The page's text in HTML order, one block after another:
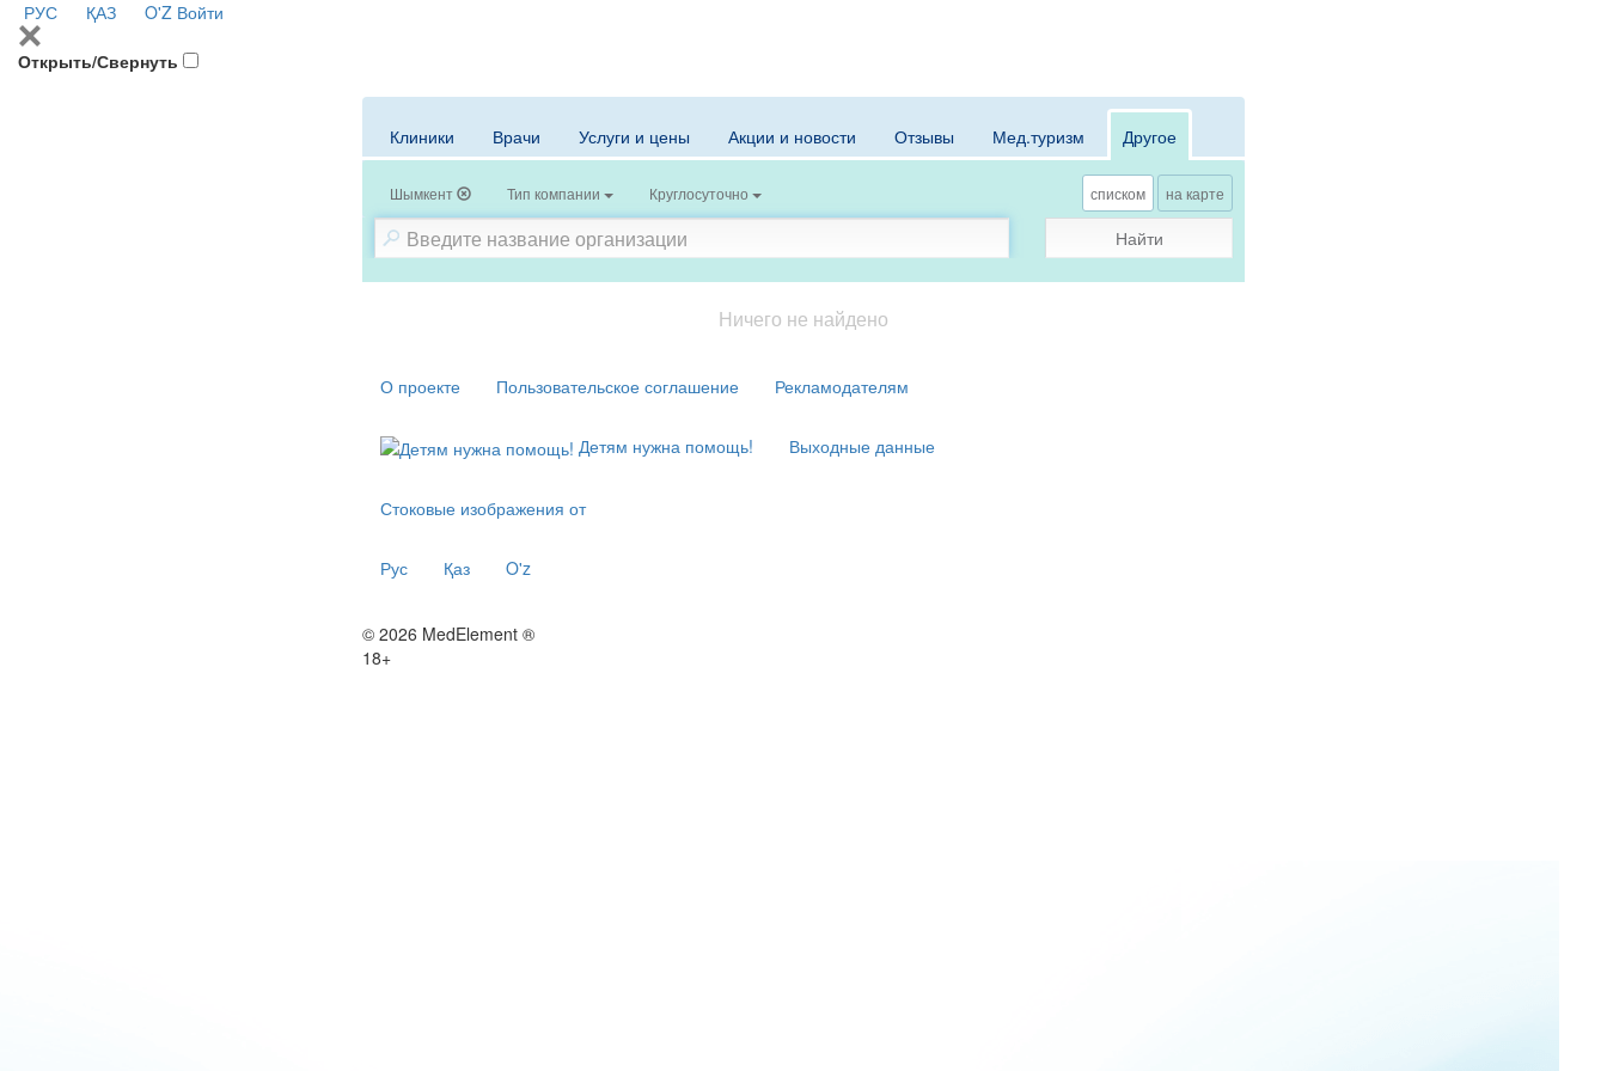
РУС ҚАЗ O'Z Войти
Открыть/Свернуть
Клиники Врачи Услуги и цены Акции и новости Отзывы Мед.туризм Другое
Шымкент Тип компании Круглосуточно списком на карте
Найти
Ничего не найдено
О проекте Пользовательское соглашение Рекламодателям
Детям нужна помощь! Выходные данные
Стоковые изображения от
Рус Қаз O'z
© 2026 MedElement ®
18+